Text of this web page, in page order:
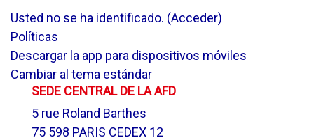
Usted no se ha identificado. (Acceder)
Políticas
Descargar la app para dispositivos móviles
Cambiar al tema estándar
SEDE CENTRAL DE LA AFD
5 rue Roland Barthes
75 598 PARIS CEDEX 12